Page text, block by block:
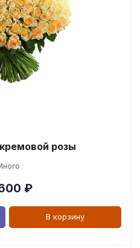
розы
₽
В корзину